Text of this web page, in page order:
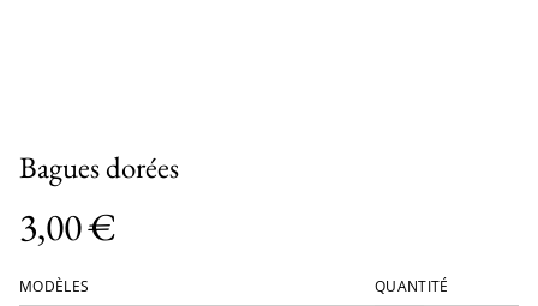
Bagues dorées
3,00 €
MODÈLES QUANTITÉ